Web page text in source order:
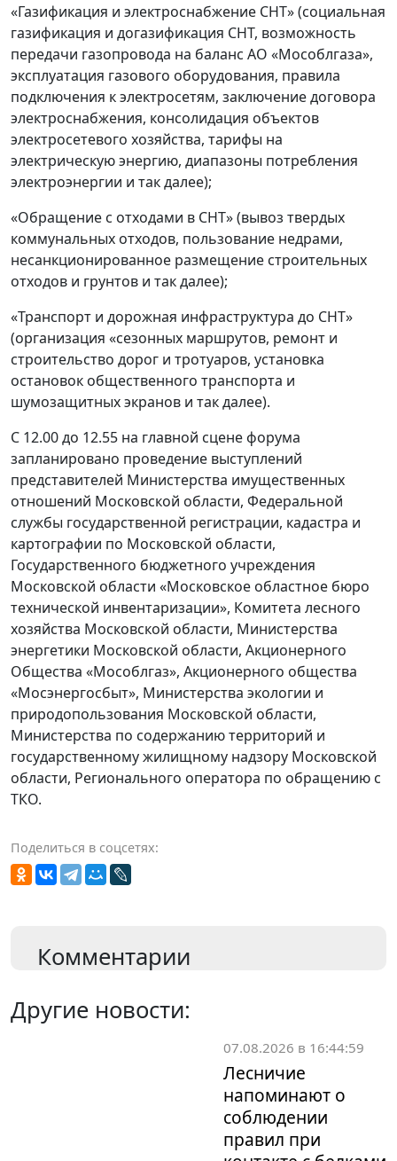
«Газификация и электроснабжение СНТ» (социальная
газификация и догазификация СНТ, возможность
передачи газопровода на баланс АО «Мособлгаза»,
эксплуатация газового оборудования, правила
подключения к электросетям, заключение договора
электроснабжения, консолидация объектов
электросетевого хозяйства, тарифы на
электрическую энергию, диапазоны потребления
электроэнергии и так далее);
«Обращение с отходами в СНТ» (вывоз твердых
коммунальных отходов, пользование недрами,
несанкционированное размещение строительных
отходов и грунтов и так далее);
«Транспорт и дорожная инфраструктура до СНТ»
(организация «сезонных маршрутов, ремонт и
строительство дорог и тротуаров, установка
остановок общественного транспорта и
шумозащитных экранов и так далее).
С 12.00 до 12.55 на главной сцене форума
запланировано проведение выступлений
представителей Министерства имущественных
отношений Московской области, Федеральной
службы государственной регистрации, кадастра и
картографии по Московской области,
Государственного бюджетного учреждения
Московской области «Московское областное бюро
технической инвентаризации», Комитета лесного
хозяйства Московской области, Министерства
энергетики Московской области, Акционерного
Общества «Мособлгаз», Акционерного общества
«Мосэнергосбыт», Министерства экологии и
природопользования Московской области,
Министерства по содержанию территорий и
государственному жилищному надзору Московской
области, Регионального оператора по обращению с
ТКО.
Поделиться в соцсетях:
Комментарии
Другие новости:
07.08.2026 в 16:44:59
Лесничие
напоминают о
соблюдении
правил при